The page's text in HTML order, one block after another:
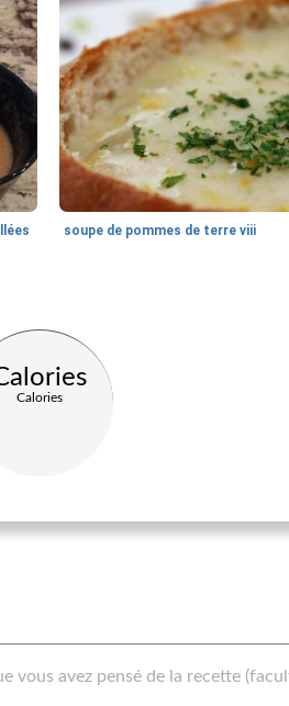
soupe de pommes de terre viii
Calories